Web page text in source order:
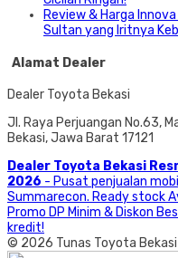
Review & Harga
Sultan yang Iritnya
Alamat Dealer
Dealer Toyota Bekasi
Jl. Raya Perjuangan No.63,
Bekasi, Jawa Barat 17121
Dealer Toyota Bekasi
2026 - Pusat penjualan
Summarecon. Ready stock
Promo DP Minim & Diskon
kredit!
© 2026 Tunas Toyota Bekasi